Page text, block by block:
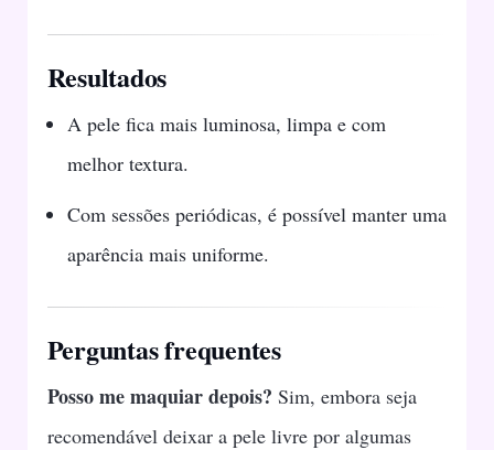
Resultados
A pele fica mais luminosa, limpa e com
melhor textura.
Com sessões periódicas, é possível manter uma
aparência mais uniforme.
Perguntas frequentes
Posso me maquiar depois? Sim, embora seja
recomendável deixar a pele livre por algumas